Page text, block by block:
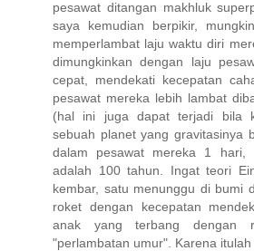
pesawat ditangan makhluk
saya kemudian berpikir,
memperlambat laju waktu diri
dimungkinkan dengan laju
cepat, mendekati kecepatan
pesawat mereka lebih lambat
(hal ini juga dapat terjadi bila
sebuah planet yang gravitasinya
dalam pesawat mereka 1 hari,
adalah 100 tahun. Ingat teori
kembar, satu menunggu di bumi
roket dengan kecepatan
anak yang terbang dengan
"perlambatan umur". Karena